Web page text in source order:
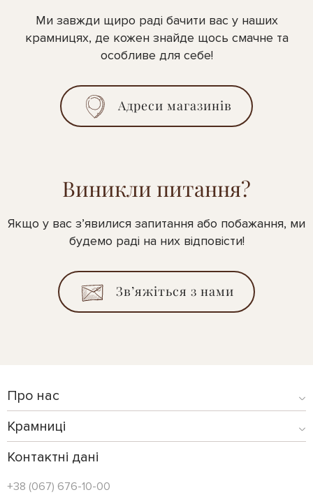
Ми завжди щиро раді бачити вас у наших
крамницях, де кожен знайде щось смачне та
особливе для себе!
Адреси магазинів
Виникли питання?
Якщо у вас з’явилися запитання або побажання, ми
будемо раді на них відповісти!
Зв’яжіться з нами
Про нас
Крамниці
Контактні дані
+38 (067) 676-10-00